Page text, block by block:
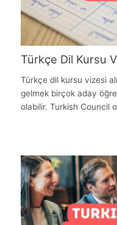
Türkçe Dil Kursu
Türkçe dil kursu vizesi
gelmek birçok aday
olabilir. Turkish Council